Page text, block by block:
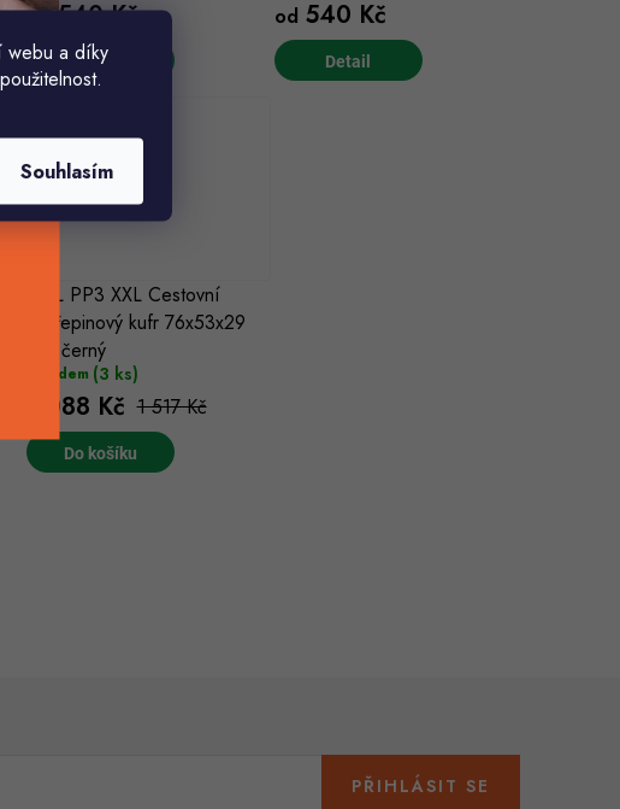
webu a díky
Souhlasím
od540 Kč od 540 Kč
RGL PP3 XXL Cestovní
skořepinový kufr 76x53x29
cm, černý
Skladem (3 ks)
1 088 Kč 1 517 Kč
Do košíku
PŘIHLÁSIT SE